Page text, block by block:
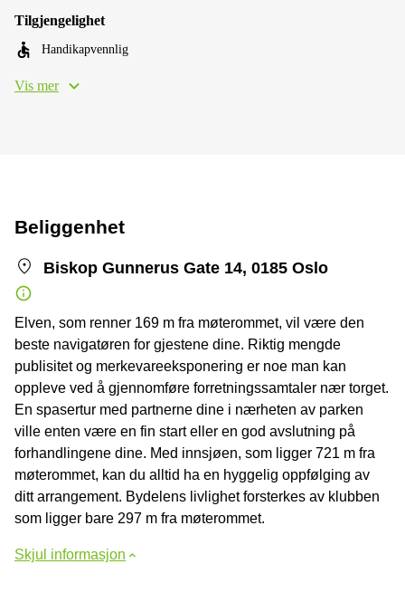
Tilgjengelighet
Handikapvennlig
Vis mer
Beliggenhet
Biskop Gunnerus Gate 14, 0185 Oslo
Elven, som renner 169 m fra møterommet, vil være den
beste navigatøren for gjestene dine. Riktig mengde
publisitet og merkevareeksponering er noe man kan
oppleve ved å gjennomføre forretningssamtaler nær torget.
En spasertur med partnerne dine i nærheten av parken
ville enten være en fin start eller en god avslutning på
forhandlingene dine. Med innsjøen, som ligger 721 m fra
møterommet, kan du alltid ha en hyggelig oppfølging av
ditt arrangement. Bydelens livlighet forsterkes av klubben
som ligger bare 297 m fra møterommet.
Skjul informasjon